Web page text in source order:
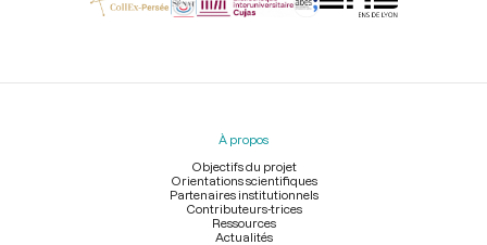
Menu
À propos
Objectifs du projet
Orientations scientifiques
Partenaires institutionnels
Contributeurs-trices
Ressources
Actualités